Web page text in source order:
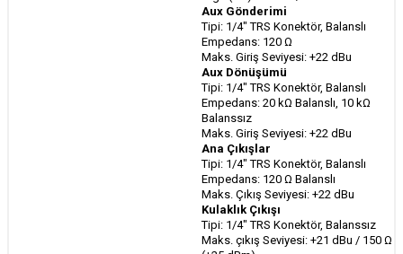
Aux Gönderimi
Tipi: 1/4" TRS Konektör, Balanslı
Empedans: 120 Ω
Maks. Giriş Seviyesi: +22 dBu
Aux Dönüşümü
Tipi: 1/4" TRS Konektör, Balanslı
Empedans: 20 kΩ Balanslı, 10 kΩ
Balanssız
Maks. Giriş Seviyesi: +22 dBu
Ana Çıkışlar
Tipi: 1/4" TRS Konektör, Balanslı
Empedans: 120 Ω Balanslı
Maks. Çıkış Seviyesi: +22 dBu
Kulaklık Çıkışı
Tipi: 1/4" TRS Konektör, Balanssız
Maks. çıkış Seviyesi: +21 dBu / 150 Ω